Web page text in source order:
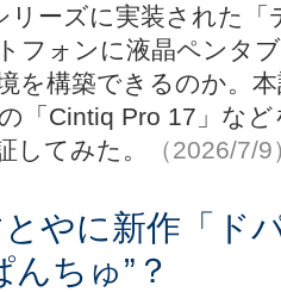
リーズに実装された
フォンに液晶ペンタ
を構築できるのか。
「Cintiq Pro 17」な
してみた。
（2026/7/9
とやに新作「ド
んちゅ”？